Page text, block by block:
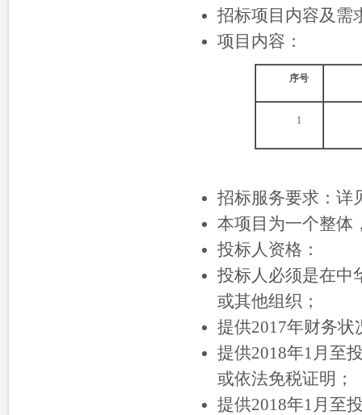
招标项目内容及需
项目内容：
序号
1
招标服务要求：详
本项目为一个整体
投标人资格：
投标人必须是在中
或其他组织；
提供2017年财务
提供2018年1月至
或依法免税证明；
提供2018年1月至